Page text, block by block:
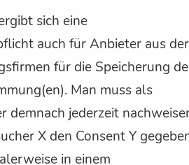
sich eine
auch für Anbieter aus der
für die Speicherung
Man muss als
demnach jederzeit
X den Consent Y
in einem